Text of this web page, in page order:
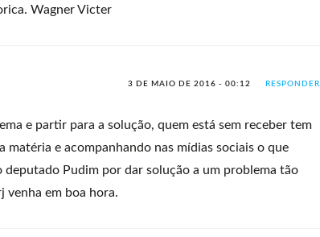
Wagner Victer
3 DE MAIO DE 2016 - 00:12 RESPONDER
e partir para a solução, quem está sem receber tem
matéria e acompanhando nas mídias sociais o que
Pudim por dar solução a um problema tão
venha em boa hora.